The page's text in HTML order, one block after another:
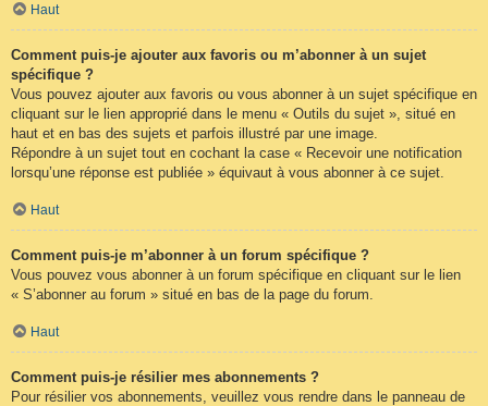
Haut
Comment puis-je ajouter aux favoris ou m’abonner à un sujet
spécifique ?
Vous pouvez ajouter aux favoris ou vous abonner à un sujet spécifique en
cliquant sur le lien approprié dans le menu « Outils du sujet », situé en
haut et en bas des sujets et parfois illustré par une image.
Répondre à un sujet tout en cochant la case « Recevoir une notification
lorsqu’une réponse est publiée » équivaut à vous abonner à ce sujet.
Haut
Comment puis-je m’abonner à un forum spécifique ?
Vous pouvez vous abonner à un forum spécifique en cliquant sur le lien
« S’abonner au forum » situé en bas de la page du forum.
Haut
Comment puis-je résilier mes abonnements ?
Pour résilier vos abonnements, veuillez vous rendre dans le panneau de